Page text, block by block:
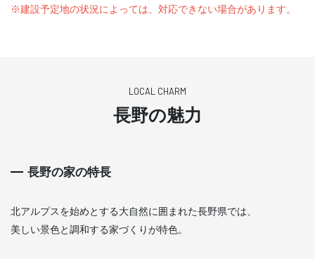
※建設予定地の状況によっては、対応できない場合があります。
LOCAL CHARM
長野の魅力
長野の家の特長
北アルプスを始めとする大自然に囲まれた長野県では、
美しい景色と調和する家づくりが特色。